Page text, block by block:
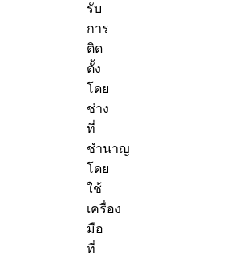
รับ
การ
ติด
ตั้ง
โดย
ช่าง
ที่
ชำนาญ
โดย
ใช้
เครื่อง
มือ
ที่